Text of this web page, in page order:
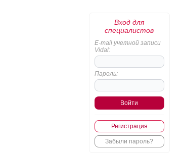
Вход для
специалистов
E-mail учетной записи
Vidal:
Пароль:
Регистрация
Забыли пароль?